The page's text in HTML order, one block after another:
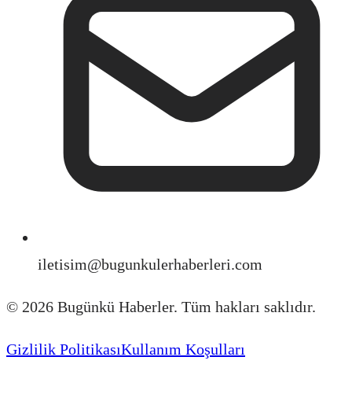
iletisim@bugunkulerhaberleri.com
© 2026 Bugünkü Haberler. Tüm hakları saklıdır.
Gizlilik PolitikasıKullanım Koşulları